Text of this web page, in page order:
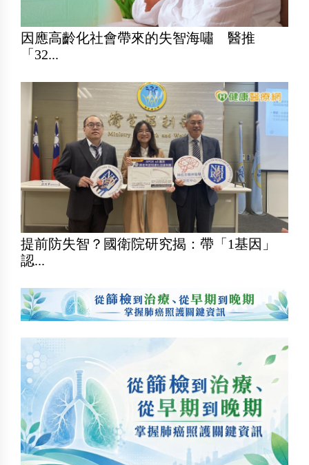
因應高齡化社會帶來的失智海嘯 醫推
「32...
提前防失智？國衛院研究揭：帶「1基因」
認...